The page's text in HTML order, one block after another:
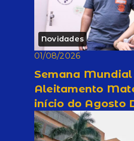
Novidades
01/08/2026
Semana
Aleitamento
início do Agosto